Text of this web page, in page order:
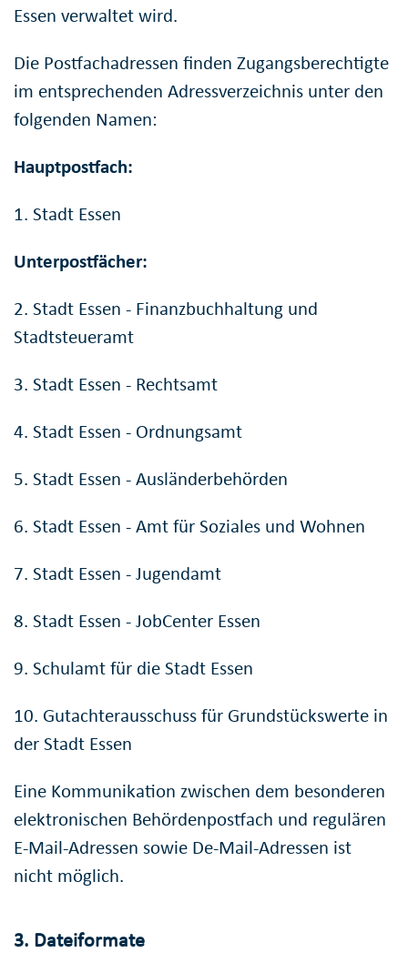
Essen verwaltet wird.
Die Postfachadressen finden Zugangsberechtigte
im entsprechenden Adressverzeichnis unter den
folgenden Namen:
Hauptpostfach:
1. Stadt Essen
Unterpostfächer:
2. Stadt Essen - Finanzbuchhaltung und
Stadtsteueramt
3. Stadt Essen - Rechtsamt
4. Stadt Essen - Ordnungsamt
5. Stadt Essen - Ausländerbehörden
6. Stadt Essen - Amt für Soziales und Wohnen
7. Stadt Essen - Jugendamt
8. Stadt Essen - JobCenter Essen
9. Schulamt für die Stadt Essen
10. Gutachterausschuss für Grundstückswerte in
der Stadt Essen
Eine Kommunikation zwischen dem besonderen
elektronischen Behördenpostfach und regulären
E-Mail-Adressen sowie De-Mail-Adressen ist
nicht möglich.
3. Dateiformate